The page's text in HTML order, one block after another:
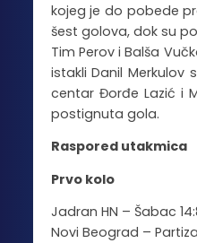
kojeg je do pobede
šest golova, dok su
Tim Perov i Balša
istakli Danil Merkulov
centar Đorđe Lazić i
postignuta gola.
Raspored utakmica
Prvo kolo
Jadran HN – Šabac
Novi Beograd –